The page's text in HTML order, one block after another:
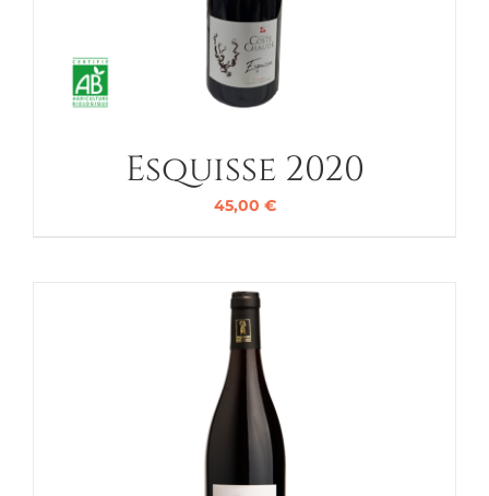
Esquisse 2020
45,00 €